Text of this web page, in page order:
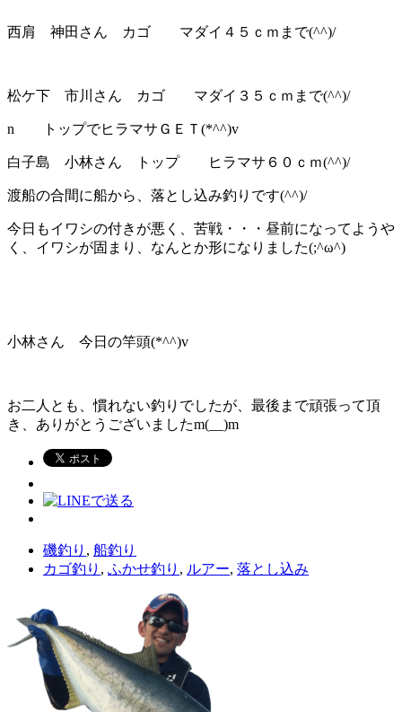
西肩 神田さん カゴ マダイ４５ｃｍまで(^^)/
松ケ下 市川さん カゴ マダイ３５ｃｍまで(^^)/
n トップでヒラマサＧＥＴ(*^^)v
白子島 小林さん トップ ヒラマサ６０ｃｍ(^^)/
渡船の合間に船から、落とし込み釣りです(^^)/
今日もイワシの付きが悪く、苦戦・・・昼前になってようや
く、イワシが固まり、なんとか形になりました(;^ω^)
小林さん 今日の竿頭(*^^)v
お二人とも、慣れない釣りでしたが、最後まで頑張って頂
き、ありがとうございましたm(__)m
磯釣り , 船釣り
カゴ釣り , ふかせ釣り , ルアー, 落とし込み